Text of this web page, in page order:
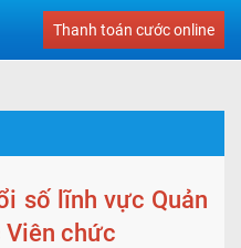
Thanh toán cước online
số lĩnh vực Quản
Viên chức